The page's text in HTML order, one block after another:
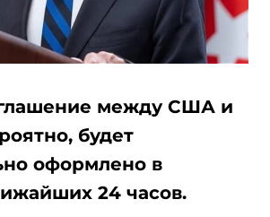
между США и
будет
оформлено в
24 часов.